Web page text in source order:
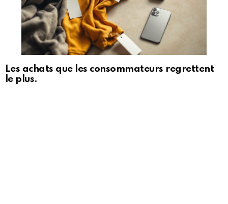
Les achats que les consommateurs regrettent
le plus.